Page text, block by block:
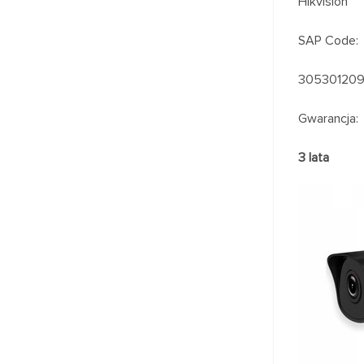
SAP Code:
305301209
Gwarancja:
3 lata